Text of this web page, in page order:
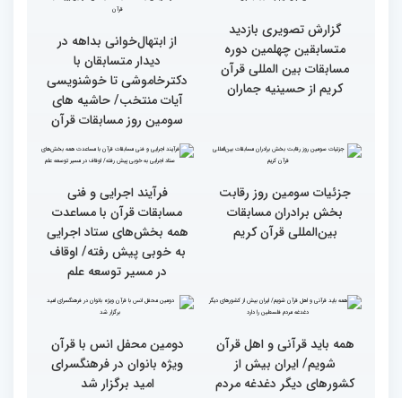
گزارش تصویری دومین روز
رقابت بخش بانوان چهلمین
دوره مسابقات بین المللی
گزارش تصویری دومین روز
رقابت بخش بانوان چهلمین
دوره مسابقات بین المللی
قرآن کریم (بخش اول)
گزارش تصویری بازدید
متسابقین چهلمین دوره
مسابقات بین المللی قرآن
از ابتهال‌خوانی بداهه در
دیدار متسابقان با
دکترخاموشی تا خوشنویسی
آیات منتخب/ حاشیه های
سومین روز مسابقات قرآن
جزئیات سومین روز رقابت
بخش برادران مسابقات
فرآیند اجرایی و فنی
مسابقات قرآن با مساعدت